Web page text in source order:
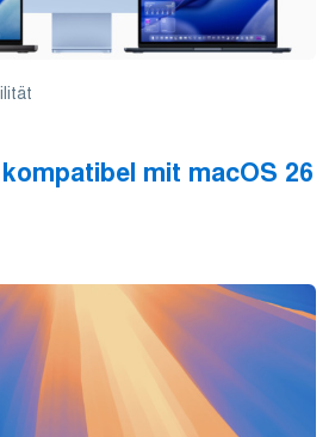
mit macOS 26